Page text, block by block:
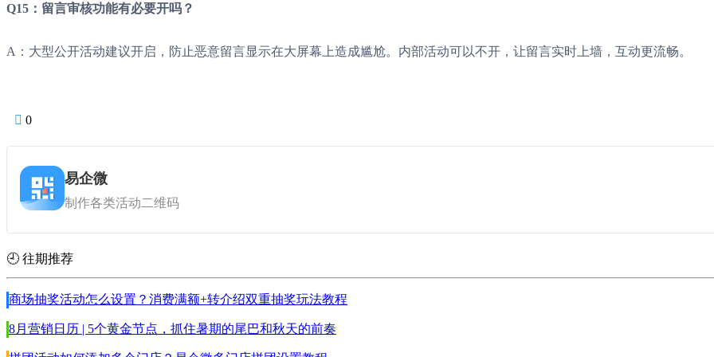
Q15：留言审核功能有必要开吗？
A：大型公开活动建议开启，防止恶意留言显示在大屏幕上造成尴尬。内部活动可以不开，让留言实时上墙，互动更流畅。
 0
易企微
制作各类活动二维码
🕘 往期推荐
商场抽奖活动怎么设置？消费满额+转介绍双重抽奖玩法教程
8月营销日历 | 5个黄金节点，抓住暑期的尾巴和秋天的前奏